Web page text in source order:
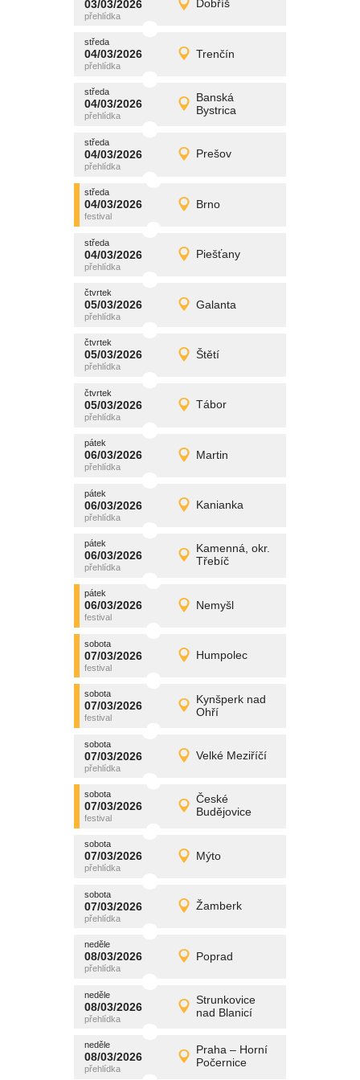
03/03/2026 Dobříš
úterý
03/03/2026 Detail
středa
04/03/2026 Trenčín
středa
04/03/2026 Detail
promítání
středa
04/03/2026
Banská
Bystrica
středa
04/03/2026 Detail
promítání
středa
04/03/2026 Prešov
středa
04/03/2026 Detail
promítání
středa
04/03/2026 Brno
středa
04/03/2026 Detail
promítání
středa
04/03/2026 Piešťany
středa
04/03/2026 Detail
promítání
čtvrtek
05/03/2026 Galanta
čtvrtek
05/03/2026 Detail
promítání
čtvrtek
05/03/2026 Štětí
čtvrtek
05/03/2026 Detail
promítání
čtvrtek
05/03/2026 Tábor
čtvrtek
05/03/2026 Detail
promítání
pátek
06/03/2026 Martin
pátek
06/03/2026 Detail
promítání
pátek
06/03/2026 Kanianka
pátek
06/03/2026 Detail
promítání
pátek
06/03/2026
Kamenná, okr.
Třebíč
pátek
06/03/2026 Detail
promítání
pátek
06/03/2026 Nemyšl
pátek
06/03/2026 Detail
promítání
sobota
07/03/2026 Humpolec
sobota
07/03/2026 Detail
promítání
sobota
07/03/2026
Kynšperk nad
Ohří
sobota
07/03/2026 Detail
promítání
sobota
07/03/2026 Velké Meziříčí
sobota
07/03/2026 Detail
promítání
sobota
07/03/2026
České
Budějovice
sobota
07/03/2026 Detail
promítání
sobota
07/03/2026 Mýto
sobota
07/03/2026 Detail
promítání
sobota
07/03/2026 Žamberk
sobota
07/03/2026 Detail
promítání
neděle
08/03/2026 Poprad
neděle
08/03/2026 Detail
promítání
neděle
08/03/2026
Strunkovice
nad Blanicí
neděle
08/03/2026 Detail
promítání
neděle
08/03/2026
Praha – Horní
Počernice
neděle
08/03/2026 Detail
promítání